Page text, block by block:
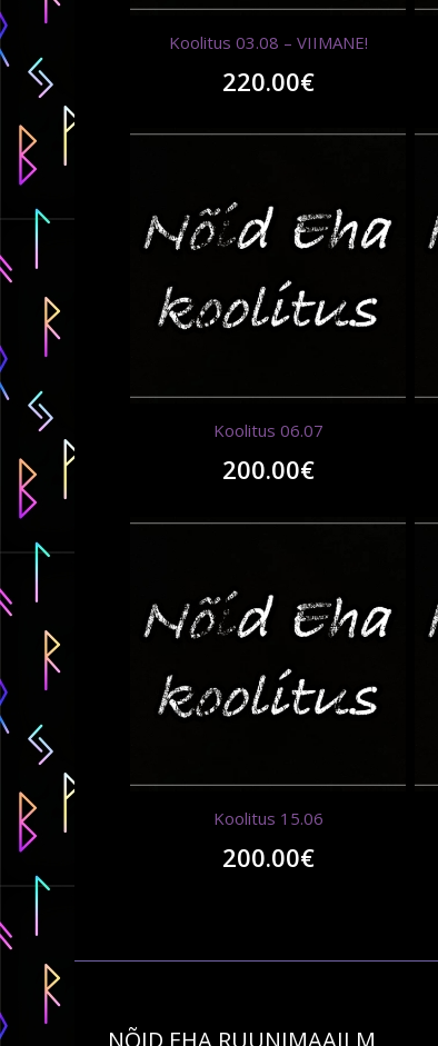
Koolitus 03.08 – VIIMANE!
220.00€
Koolitus 06.07
200.00€
Koolitus 15.06
200.00€
NÕID EHA RUUNIMAAILM